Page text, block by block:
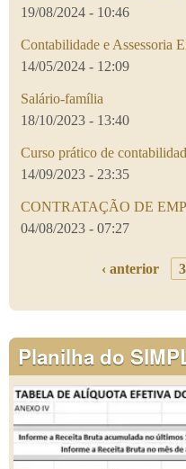
19/08/2024 - 10:46
Contabilidade e Assessoria
14/05/2024 - 12:09
Salário-família
18/10/2023 - 13:40
Curso prático de
14/09/2023 - 23:35
CONTRATAÇÃO DE
04/08/2023 - 07:27
‹ anterior
Planilha do